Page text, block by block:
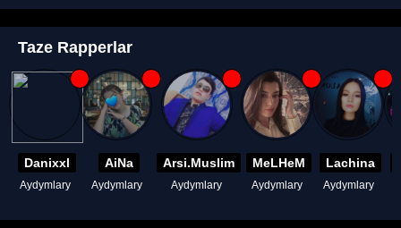
Taze Rapperlar
Danixxl
Aydymlary
AiNa
Aydymlary
Arsi.Muslim
Aydymlary
MeLHeM
Aydymlary
Lachina
Aydymlary